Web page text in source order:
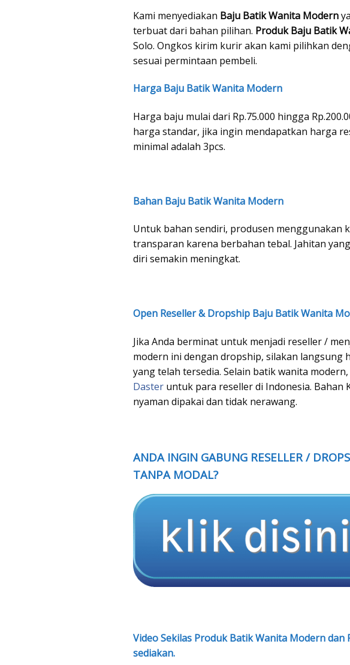
Kami menyediakan Baju Batik Wanita Modern
terbuat dari bahan pilihan. Produk Baju Batik
Solo. Ongkos kirim kurir akan kami pilihkan
sesuai permintaan pembeli.
Harga Baju Batik Wanita Modern
Harga baju mulai dari Rp.75.000 hingga
harga standar, jika ingin mendapatkan harga
minimal adalah 3pcs.
Bahan Baju Batik Wanita Modern
Untuk bahan sendiri, produsen menggunakan
transparan karena berbahan tebal. Jahitan
diri semakin meningkat.
Open Reseller & Dropship Baju Batik Wanita
Jika Anda berminat untuk menjadi reseller /
modern ini dengan dropship, silakan langsung
yang telah tersedia. Selain batik wanita
Daster untuk para reseller di Indonesia. Bahan
nyaman dipakai dan tidak nerawang.
ANDA INGIN GABUNG RESELLER /
TANPA MODAL?
Video Sekilas Produk Batik Wanita Modern
sediakan.